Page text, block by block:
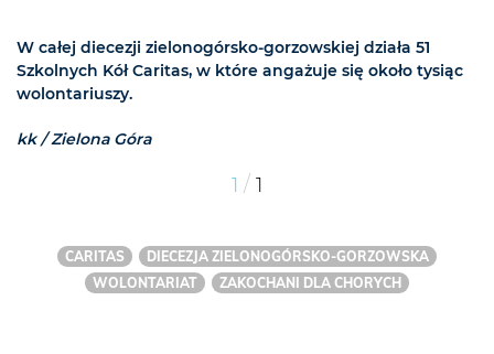
W całej diecezji zielonogórsko-gorzowskiej działa 51
Szkolnych Kół Caritas, w które angażuje się około tysiąc
wolontariuszy.
kk / Zielona Góra
1 / 1
CARITAS
DIECEZJA ZIELONOGÓRSKO-GORZOWSKA
WOLONTARIAT
ZAKOCHANI DLA CHORYCH